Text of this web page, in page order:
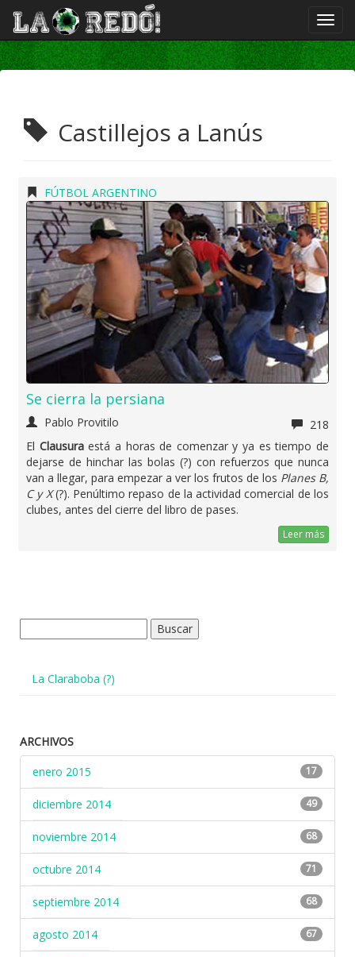
Castillejos a Lanús
FÚTBOL ARGENTINO
Se cierra la persiana
Pablo Provitilo
218
El Clausuraestá a horas de comenzar y ya es tiempo de
dejarse de hinchar las bolas (?) con refuerzos que nunca
van a llegar, para empezar a ver los frutos de los Planes B,
C y X(?). Penúltimo repaso de la actividad comercial de los
clubes, antes del cierre del libro de pases.
Leer más
La Claraboba (?)
ARCHIVOS
enero 2015
17
diciembre 2014 49
noviembre 2014 68
octubre 2014 71
septiembre 2014 68
agosto 2014 67